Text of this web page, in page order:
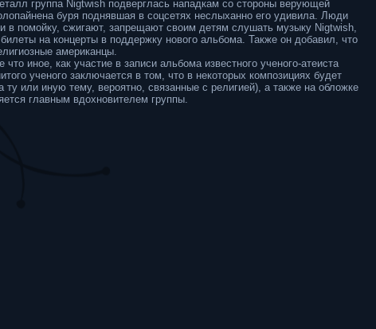
группа Nigtwish подверглась нападкам со стороны верующей
буря поднявшая в соцсетях неслыханно его удивила. Люди
в помойку, сжигают, запрещают своим детям слушать музыку Nigtwish,
на концерты в поддержку нового альбома. Также он добавил, что
американцы.
иное, как участие в записи альбома известного ученого-атеиста
ученого заключается в том, что в некоторых композициях будет
ту или иную тему, вероятно, связанные с религией), а также на обложке
главным вдохновителем группы.